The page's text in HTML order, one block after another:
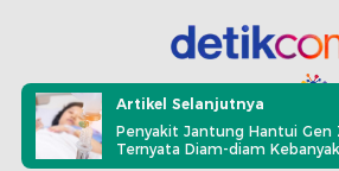
part of
Redaksi Pedoman Media Siber
Artikel Selanjutnya
Penyakit Jantung Hantui Gen
Ternyata Diam-diam